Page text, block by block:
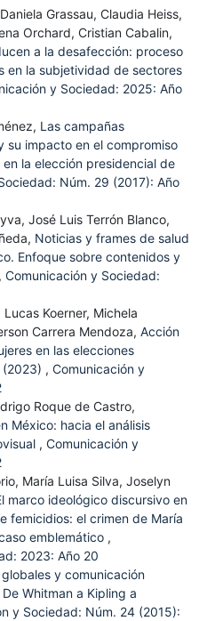
Grassau, Claudia Heiss,
Orchard, Cristian Cabalin,
a la desafección: proceso
en la subjetividad de sectores
y Sociedad: 2025: Año
Las campañas
su impacto en el compromiso
la elección presidencial de
Núm. 29 (2017): Año
José Luis Terrón Blanco,
Noticias y frames de salud
Enfoque sobre contenidos y
, Comunicación y Sociedad:
Koerner, Michela
Carrera Mendoza, Acción
en las elecciones
, Comunicación y
Roque de Castro,
México: hacia el análisis
, Comunicación y
María Luisa Silva, Joselyn
marco ideológico discursivo en
femicidios: el crimen de María
emblemático ,
2023: Año 20
globales y comunicación
Whitman a Kipling a
y Sociedad: Núm. 24 (2015):